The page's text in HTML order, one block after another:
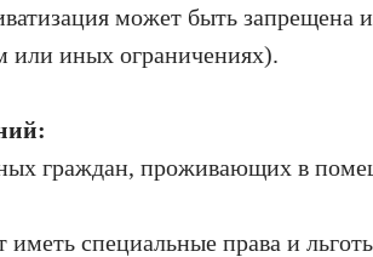
может быть запрещена
или иных ограничениях).
граждан, проживающих в
специальные права и